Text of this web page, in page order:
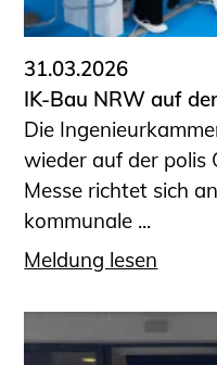
31.03.2026
IK-Bau NRW auf
Die
wieder auf der polis
Messe richtet sich
kommunale ...
Meldung lesen